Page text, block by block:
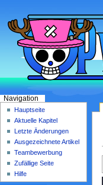
Navigation
Hauptseite
Aktuelle Kapitel
Letzte Änderungen
Ausgezeichnete Artikel
Teambewerbung
Zufällige Seite
Hilfe